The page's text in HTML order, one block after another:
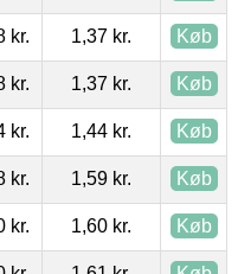
kr. 1,37 kr. Køb
kr. 1,37 kr. Køb
kr. 1,44 kr. Køb
kr. 1,59 kr. Køb
kr. 1,60 kr. Køb